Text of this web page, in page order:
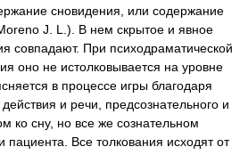
сновидения, или содержание
J. L.). В нем скрытое и явное
совпадают. При психодраматической
оно не истолковывается на уровне
в процессе игры благодаря
и речи, предсознательного и
ко сну, но все же сознательном
пациента. Все толкования исходят от